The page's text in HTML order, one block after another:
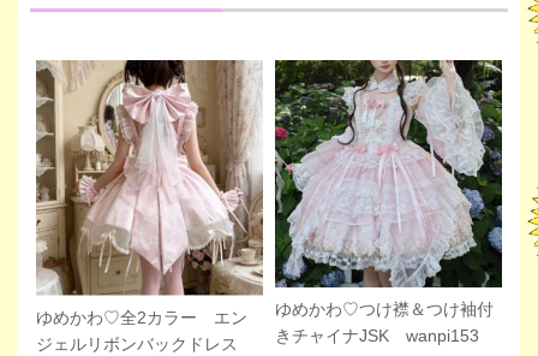
ゆめかわ♡全2カラー エン
ジェルリボンバックドレス
ゆめかわ♡つけ襟＆つけ袖付
きチャイナJSK wanpi153